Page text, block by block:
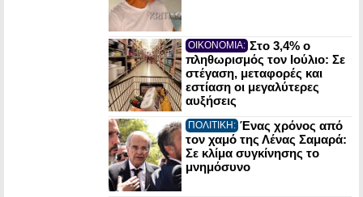
ΟΙΚΟΝΟΜΙΑ: Στο 3,4% ο
πληθωρισμός τον Ιούλιο: Σε
στέγαση, μεταφορές και
εστίαση οι μεγαλύτερες
αυξήσεις
ΠΟΛΙΤΙΚΗ: Ένας χρόνος από
τον χαμό της Λένας Σαμαρά:
Σε κλίμα συγκίνησης το
μνημόσυνο